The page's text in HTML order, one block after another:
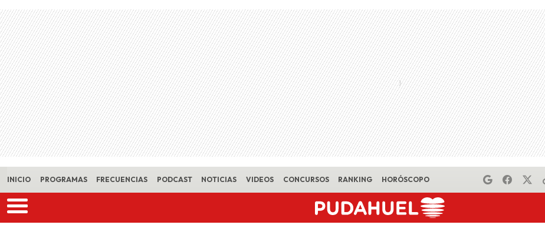
Skip to main content
INICIO PROGRAMAS FRECUENCIAS PODCAST NOTICIAS VIDEOS CONCURSOS RANKING HORÓSCOPO